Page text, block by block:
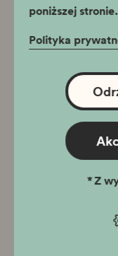
poniższej stronie.
Polityka
*Z
W